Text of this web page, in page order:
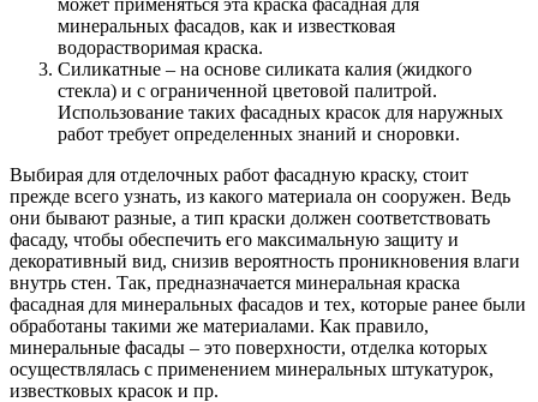
минеральных фасадов, как и известковая
водорастворимая краска.
Силикатные – на основе силиката калия (жидкого
стекла) и с ограниченной цветовой палитрой.
Использование таких фасадных красок для наружных
работ требует определенных знаний и сноровки.
Выбирая для отделочных работ фасадную краску, стоит
прежде всего узнать, из какого материала он сооружен. Ведь
они бывают разные, а тип краски должен соответствовать
фасаду, чтобы обеспечить его максимальную защиту и
декоративный вид, снизив вероятность проникновения влаги
внутрь стен. Так, предназначается минеральная краска
фасадная для минеральных фасадов и тех, которые ранее были
обработаны такими же материалами. Как правило,
минеральные фасады – это поверхности, отделка которых
осуществлялась с применением минеральных штукатурок,
известковых красок и пр.